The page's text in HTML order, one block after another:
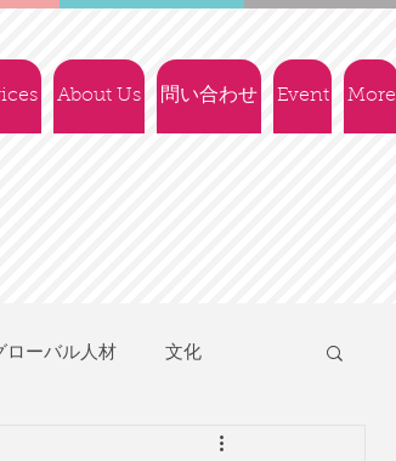
About Us 問い合わせ Event More
ローバル人材 文化
社会政策